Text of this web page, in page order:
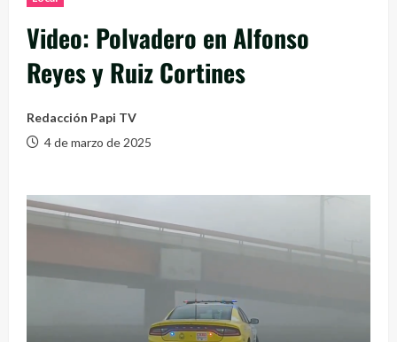
Video: Polvadero en Alfonso
Reyes y Ruiz Cortines
Redacción Papi TV
4 de marzo de 2025